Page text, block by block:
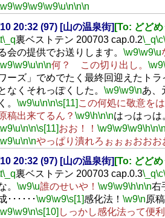
\w9\w9\w9\u\n\n\n ￥
20:32 (97) [山の温泉街] [To: どど
\_q裏ベストテン 200703 cap.0.2\_q\c
会の提供でお送りします。 \w9\w9\u
\w9\u\n\n何？ この切り出し。 \w9
ーズ」でめでたく最終回迎えたト
なくそれっぽくした。 \w9\w9\nあ、
く。 \w9\u\n\n\s[11] この何処に敬意を
稿出来てるん？ \w9\h\n\nはっはっは
\u\n\n\s[11]おお！！ \w9\w9\w9\h\n\n
\u\n\nやっぱり潰れろぉぉぉおおお
20:32 (97) [山の温泉街] [To: どど
\_q裏ベストテン 200703 cap.0.3\_q\c
。 \w9\u誰のせいや！ \w9\w9\h\n\n右
･･････\w9\w9\s[1]感化法！ \w9\n原
\w9\n\s[10] しっかし感化法って便利